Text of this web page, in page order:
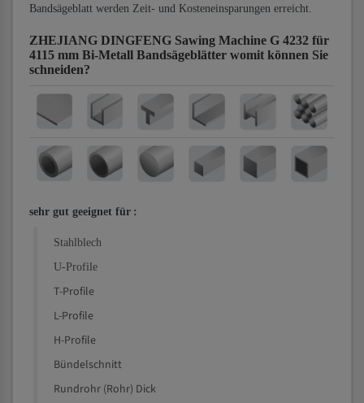
Bandsägeblatt werden Zeit- und Kosteneinsparungen erreicht.
ZHEJIANG DINGFENG Sawing Machine G 4232 für
4115 mm Bi-Metall Bandsägeblätter womit können Sie
schneiden?
sehr gut geeignet für :
Stahlblech
U-Profile
T-Profile
L-Profile
H-Profile
Bündelschnitt
Rundrohr (Rohr) Dick